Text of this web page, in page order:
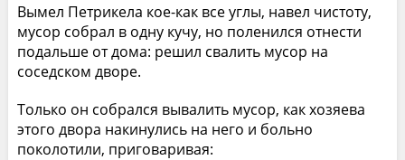
Вымел Петрикела кое-как все углы, навел чистоту,
мусор собрал в одну кучу, но поленился отнести
подальше от дома: решил свалить мусор на
соседском дворе.
Только он собрался вывалить мусор, как хозяева
этого двора накинулись на него и больно
поколотили, приговаривая: